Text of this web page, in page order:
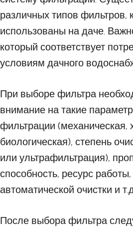
различных типов фильтров,
использованы на даче.
который соответствует
условиям дачного
При выборе фильтра
внимание на такие
фильтрации (механическая,
биологическая), степень
или ультрафильтрация),
способность, ресурс
автоматической очистки и
После выбора фильтра